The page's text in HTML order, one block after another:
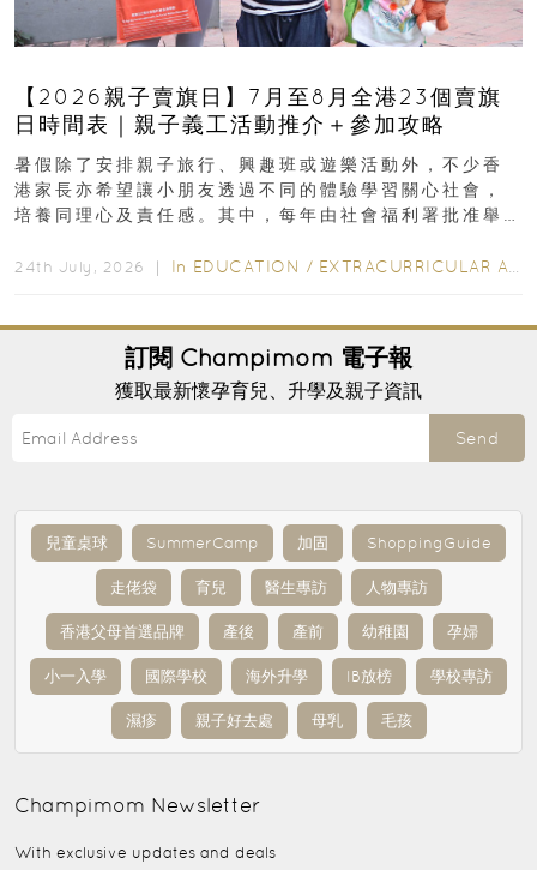
【2026親子賣旗日】7月至8月全港23個賣旗
日時間表｜親子義工活動推介＋參加攻略
暑假除了安排親子旅行、興趣班或遊樂活動外，不少香
港家長亦希望讓小朋友透過不同的體驗學習關心社會，
培養同理心及責任感。其中，每年由社會福利署批准舉
24th July, 2026 ｜ In EDUCATION / EXTRACURRICULAR ACTIVITIES
訂閱 Champimom 電子報
獲取最新懷孕育兒、升學及親子資訊
Send
兒童桌球 SummerCamp 加固 ShoppingGuide
走佬袋 育兒 醫生專訪 人物專訪
香港父母首選品牌 產後 產前 幼稚園 孕婦
小一入學 國際學校 海外升學 IB放榜 學校專訪
濕疹 親子好去處 母乳 毛孩
Champimom Newsletter
With exclusive updates and deals